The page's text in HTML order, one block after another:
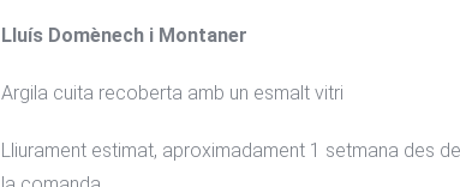
Lluís Domènech i Montaner
Argila cuita recoberta amb un esmalt vitri
Lliurament estimat, aproximadament 1 setmana des